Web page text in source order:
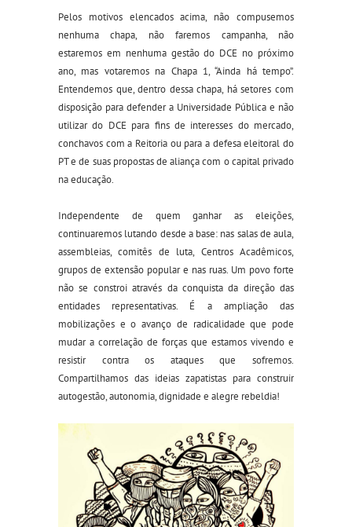
Pelos motivos elencados acima, não compusemos
nenhuma chapa, não faremos campanha, não
estaremos em nenhuma gestão do DCE no próximo
ano, mas votaremos na Chapa 1, “Ainda há tempo”.
Entendemos que, dentro dessa chapa, há setores com
disposição para defender a Universidade Pública e não
utilizar do DCE para fins de interesses do mercado,
conchavos com a Reitoria ou para a defesa eleitoral do
PT e de suas propostas de aliança com o capital privado
na educação.
Independente de quem ganhar as eleições,
continuaremos lutando desde a base: nas salas de aula,
assembleias, comitês de luta, Centros Acadêmicos,
grupos de extensão popular e nas ruas. Um povo forte
não se constroi através da conquista da direção das
entidades representativas. É a ampliação das
mobilizações e o avanço de radicalidade que pode
mudar a correlação de forças que estamos vivendo e
resistir contra os ataques que sofremos.
Compartilhamos das ideias zapatistas para construir
autogestão, autonomia, dignidade e alegre rebeldia!